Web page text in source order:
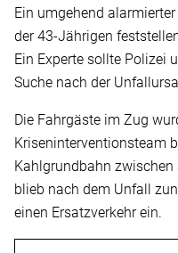
Ein umgehend
der 43-Jährigen
Ein Experte sollte Polizei
Suche nach der
Die Fahrgäste im Zug
Kriseninterventionsteam
Kahlgrundbahn
blieb nach dem Unfall
einen Ersatzverkehr ein.